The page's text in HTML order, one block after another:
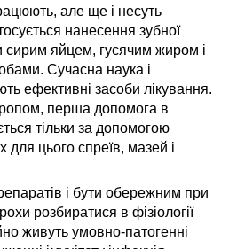
але ще і несуть
нанесення зубної
сирим яйцем, гусячим жиром і
Сучасна наука і
ефективні засоби лікування.
перша допомога в
тільки за допомогою
для цього спреїв, мазей і
і бути обережним при
розбиратися в фізіології
живуть умовно-патогенні